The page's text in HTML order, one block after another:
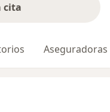
cita
Aseguradoras